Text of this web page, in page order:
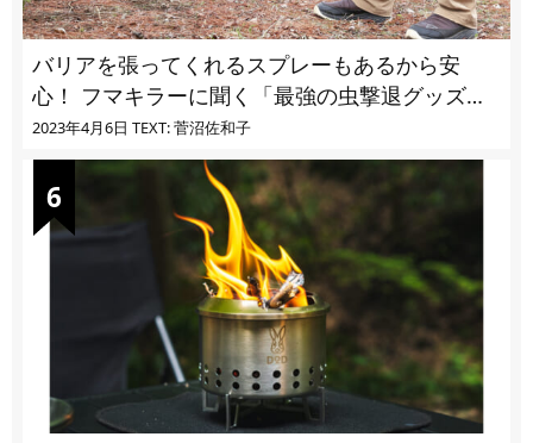
バリアを張ってくれるスプレーもあるから安
心！ フマキラーに聞く「最強の虫撃退グッズ
vol.4」【キャンプサイトで使う虫よけ】
2023年4月6日 TEXT: 菅沼佐和子